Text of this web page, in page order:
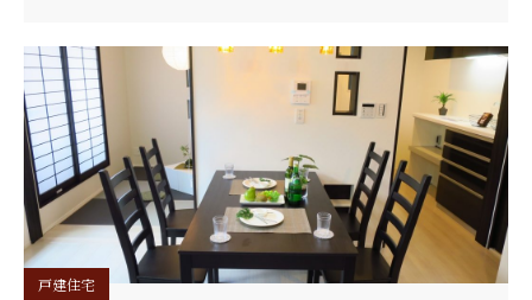
戸建住宅